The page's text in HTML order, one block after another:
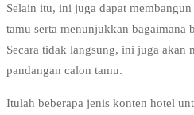
Selain itu, ini juga dapat
tamu serta menunjukkan bagaimana
Secara tidak langsung, ini juga akan
pandangan calon tamu.
Itulah beberapa jenis konten hotel